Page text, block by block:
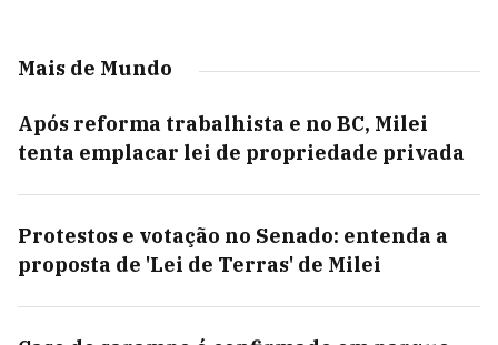
Mais de Mundo
Após reforma trabalhista e no BC, Milei
tenta emplacar lei de propriedade privada
Protestos e votação no Senado: entenda a
proposta de 'Lei de Terras' de Milei